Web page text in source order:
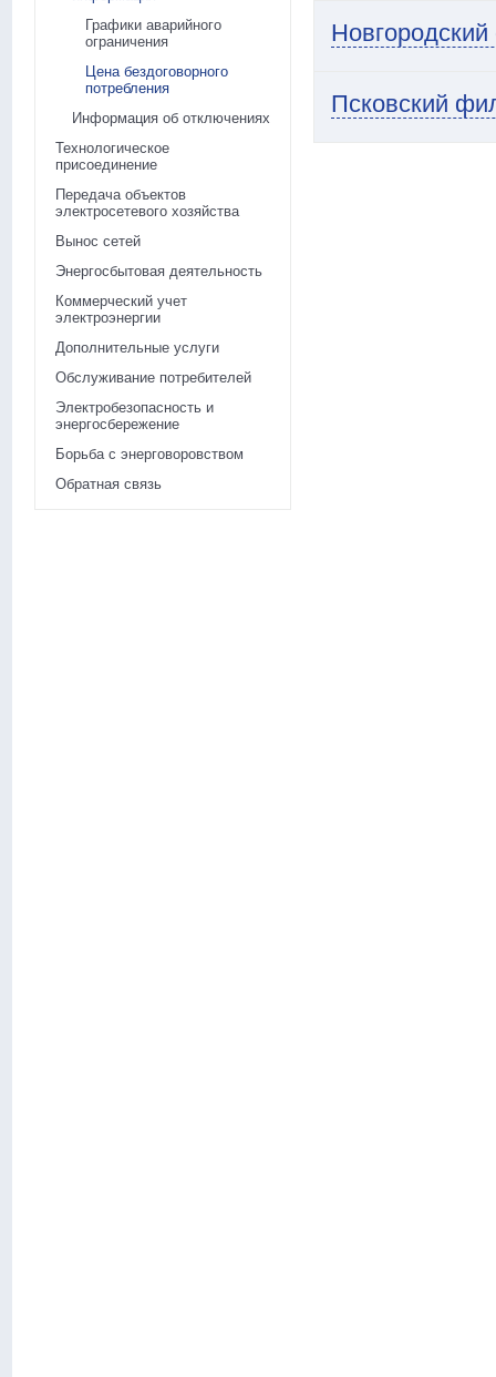
Графики аварийного
ограничения
Цена бездоговорного
потребления
Информация об отключениях
Технологическое
присоединение
Передача объектов
электросетевого хозяйства
Вынос сетей
Энергосбытовая деятельность
Коммерческий учет
электроэнергии
Дополнительные услуги
Обслуживание потребителей
Электробезопасность и
энергосбережение
Борьба с энерговоровством
Обратная связь
Псковский